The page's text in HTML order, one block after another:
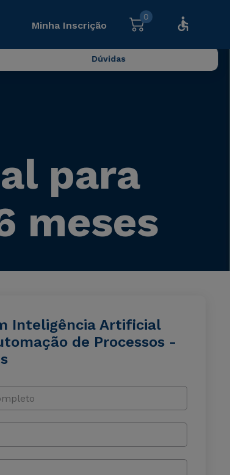
Minha Inscrição
0
Dúvidas
para
meses
Inteligência Artificial
de Processos -